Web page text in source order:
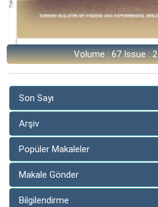
Volume : 67 Issue :
Son Sayı
Arşiv
Popüler Makaleler
Makale Gönder
Bilgilendirme